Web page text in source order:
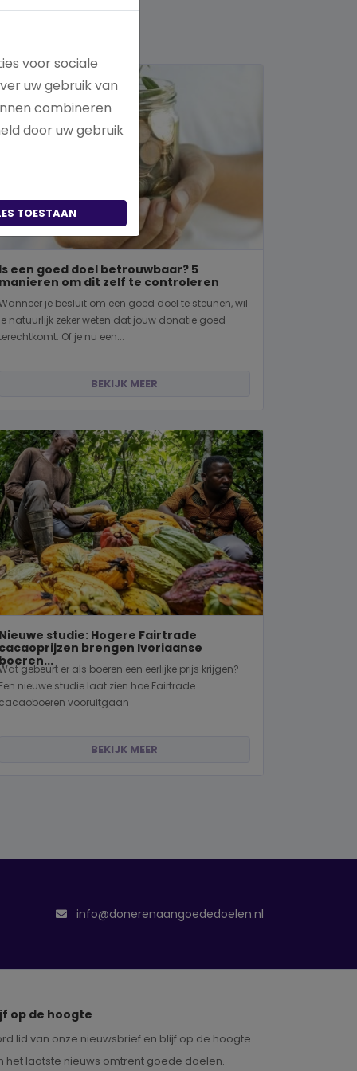
een goed doel betrouwbaar? 5
om dit zelf te controleren
je besluit om een goed doel te steunen, wil
natuurlijk zeker weten dat jouw donatie goed
Of je nu een...
BEKIJK MEER
studie: Hogere Fairtrade
brengen Ivoriaanse
gebeurt er als boeren een eerlijke prijs krijgen?
nieuwe studie laat zien hoe Fairtrade
vooruitgaan
BEKIJK MEER
info@donerenaangoededoelen.nl
op de hoogte
lid van onze nieuwsbrief en blijf op de hoogte
het laatste nieuws omtrent goede doelen.
voor sociale
uw gebruik van
combineren
door uw gebruik
TOESTAAN